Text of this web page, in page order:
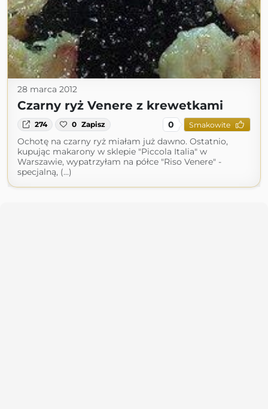
28 marca 2012
Czarny ryż Venere z krewetkami
274 0 Zapisz 0 Smakowite
Ochotę na czarny ryż miałam już dawno. Ostatnio,
kupując makarony w sklepie "Piccola Italia" w
Warszawie, wypatrzyłam na półce "Riso Venere" -
specjalną, (...)